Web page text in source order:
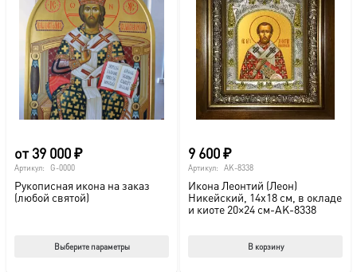
от39 000₽
Артикул: G-0000
Рукописная икона на заказ
(любой святой)
Выберите параметры
9 600₽
Артикул: AK-8338
Икона Леонтий (Леон)
Никейский, 14х18 см, в окладе
и киоте 20×24 см-AK-8338
В корзину